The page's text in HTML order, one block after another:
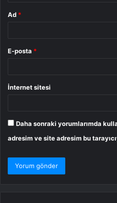
Ad *
E-posta *
İnternet sitesi
Daha sonraki yorumlarımda
adresim ve site adresim bu